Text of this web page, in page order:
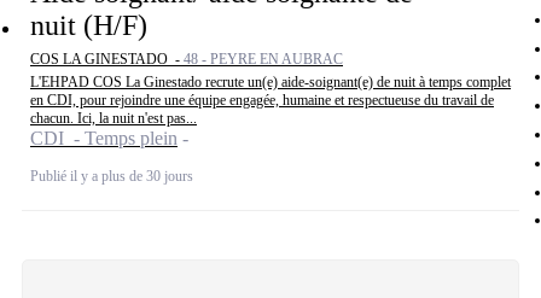
nuit (H/F)
COS LA GINESTADO - 48 - PEYRE EN AUBRAC
L'EHPAD COS La Ginestado recrute un(e) aide-soignant(e) de nuit à temps complet
en CDI, pour rejoindre une équipe engagée, humaine et respectueuse du travail de
chacun. Ici, la nuit n'est pas...
CDI - Temps plein
Publié il y a plus de 30 jours